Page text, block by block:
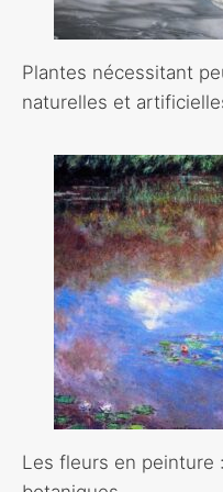
Plantes nécessitant
naturelles et
Les fleurs en peinture